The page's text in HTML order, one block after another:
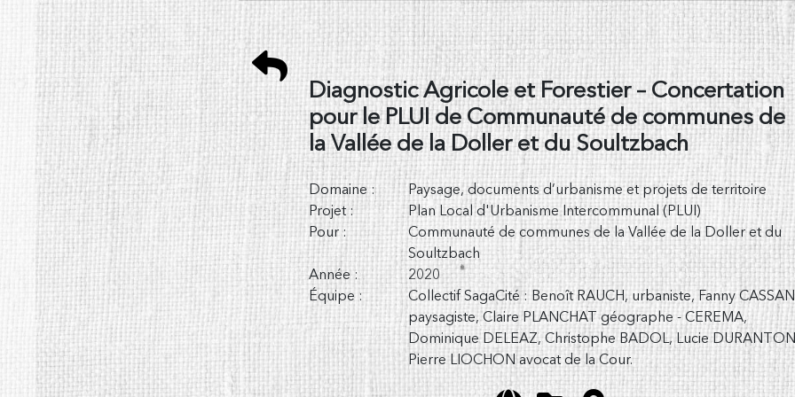
Skip
to
content
Diagnostic Agricole et Forestier – Concertation
pour le PLUI de Communauté de communes de
la Vallée de la Doller et du Soultzbach
Domaine :
Paysage, documents d’urbanisme et projets de territoire
Projet :
Plan Local d'Urbanisme Intercommunal (PLUI)
Pour :
Communauté de communes de la Vallée de la Doller et du
Soultzbach
Année :
2020
Équipe :
Collectif SagaCité : Benoît RAUCH, urbaniste, Fanny
paysagiste, Claire PLANCHAT géographe - CEREMA,
Dominique DELEAZ, Christophe BADOL, Lucie
Pierre LIOCHON avocat de la Cour.